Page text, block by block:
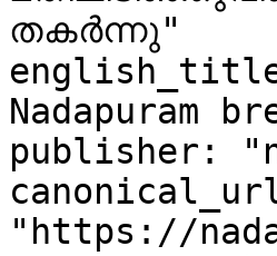
തകർന്നു"
Nadapuram
publisher:
"https://